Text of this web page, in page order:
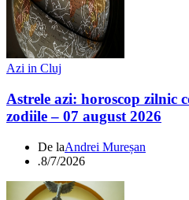
Azi in Cluj
Astrele azi: horoscop zilnic
zodiile – 07 august 2026
De laAndrei Mureșan
.8/7/2026